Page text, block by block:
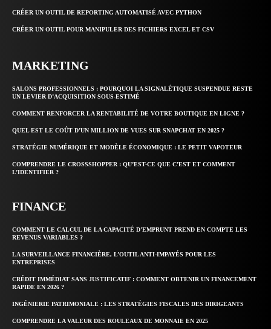
CRÉER UN OUTIL DE REPORTING AUTOMATISÉ AVEC PYTHON
CRÉER UN OUTIL POUR MANIPULER DES FICHIERS EXCEL ET CSV
MARKETING
SALONS PROFESSIONNELS : POURQUOI LA SIGNALÉTIQUE SUSPENDUE RESTE
UN LEVIER D’ACQUISITION SOUS-ESTIMÉ
COMMENT RENFORCER LA RENTABILITÉ DE VOTRE BOUTIQUE EN LIGNE ?
QUEL EST LE COÛT D’UN MILLION DE VUES SUR SNAPCHAT EN 2025 ?
STRATÉGIE NUMÉRIQUE ET MODÈLE ÉCONOMIQUE : LE PETIT VAPOTEUR
COMPRENDRE LE CROSSSHOPPER : QU’EST-CE QUE C’EST ET COMMENT
L’IDENTIFIER ?
FINANCE
COMMENT LE CALCUL DE LA CAPACITÉ D’EMPRUNT PREND EN COMPTE LES
REVENUS VARIABLES ?
LA SURVEILLANCE FINANCIÈRE, L’OUTIL ANTI-IMPAYÉS POUR LES
ENTREPRISES
CRÉDIT IMMÉDIAT SANS JUSTIFICATIF : COMMENT OBTENIR UN FINANCEMENT
RAPIDE EN 2026 ?
INGÉNIERIE PATRIMONIALE : LES STRATÉGIES FISCALES DES DIRIGEANTS
COMPRENDRE LA VALEUR DES ROULEAUX DE MONNAIE EN 2025